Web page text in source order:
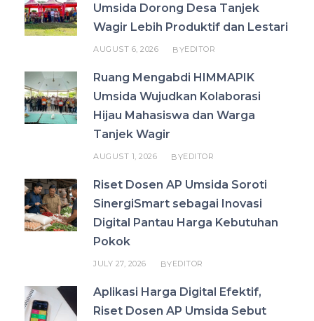
Umsida Dorong Desa Tanjek
Wagir Lebih Produktif dan Lestari
AUGUST 6, 2026 BYEDITOR
Ruang Mengabdi HIMMAPIK
Umsida Wujudkan Kolaborasi
Hijau Mahasiswa dan Warga
Tanjek Wagir
AUGUST 1, 2026 BYEDITOR
Riset Dosen AP Umsida Soroti
SinergiSmart sebagai Inovasi
Digital Pantau Harga Kebutuhan
Pokok
JULY 27, 2026 BYEDITOR
Aplikasi Harga Digital Efektif,
Riset Dosen AP Umsida Sebut